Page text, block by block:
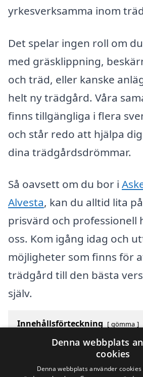
yrkesverksamma inom
Det spelar ingen roll om
med gräsklippning,
och träd, eller kanske
helt ny trädgård. Våra
finns tillgängliga i flera
och står redo att hjälpa
dina trädgårdsdrömmar.
Så oavsett om du bor i
Alvesta, kan du alltid lita
prisvärd och professionell
oss. Kom igång idag och
möjligheter som finns för
trädgård till den bästa
själv.
Innehållsförteckning gömma
Översikt över svenska städer som
Sök efter en skicklig
Denna webbplats
cookies
Denna webbplats använder